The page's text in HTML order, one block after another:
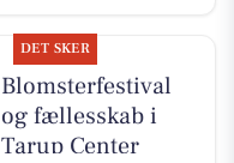
DET SKER
Blomsterfestival
og fællesskab i
Tarup Center